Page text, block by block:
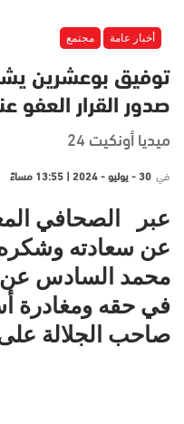
أخبار عامة مجتمع
توفيق بوعشرين
صدور القرار العفو
ميديا أونكيت 24
في 30 - يوليو - 2024 | 13:55 مساءً
عبر الصحافي
عن سعادته وشكره
محمد السادس عن
في حقه ومغادرة
صاحب الجلالة على